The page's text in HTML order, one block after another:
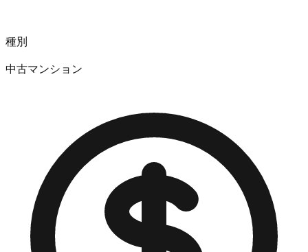
種別
中古マンション